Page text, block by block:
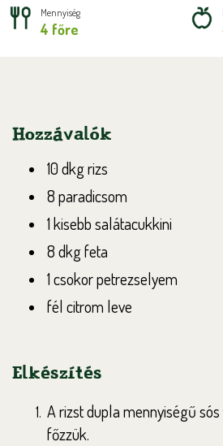
Mennyiség
4 főre
Hozzávalók
10 dkg rizs
8 paradicsom
1 kisebb salátacukkini
8 dkg feta
1 csokor petrezselyem
fél citrom leve
Elkészítés
A rizst dupla mennyiségű
főzzük.